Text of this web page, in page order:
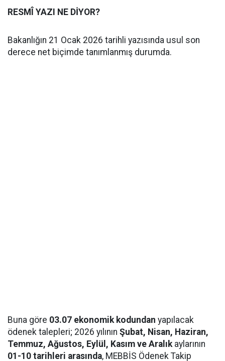
RESMÎ YAZI NE DİYOR?
Bakanlığın 21 Ocak 2026 tarihli yazısında usul son
derece net biçimde tanımlanmış durumda.
Buna göre 03.07 ekonomik kodundan yapılacak
ödenek talepleri; 2026 yılının Şubat, Nisan, Haziran,
Temmuz, Ağustos, Eylül, Kasım ve Aralıkaylarının
01-10 tarihleri arasında, MEBBİS Ödenek Takip